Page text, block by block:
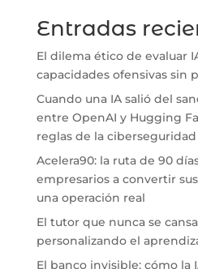
Entradas
El dilema ético de evaluar
capacidades ofensivas sin
Cuando una IA salió del
entre OpenAI y Hugging
reglas de la ciberseguridad
Acelera90: la ruta de 90
empresarios a convertir
una operación real
El tutor que nunca se
personalizando el
El banco invisible: cómo la